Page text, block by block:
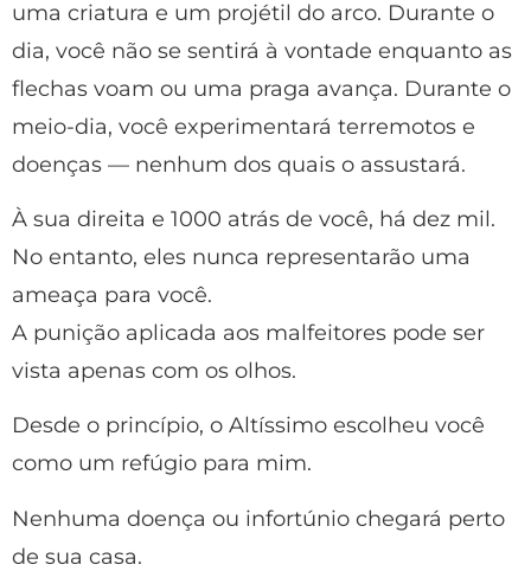
uma criatura e um projétil do arco. Durante o
dia, você não se sentirá à vontade enquanto as
flechas voam ou uma praga avança. Durante o
meio-dia, você experimentará terremotos e
doenças — nenhum dos quais o assustará.
À sua direita e 1000 atrás de você, há dez mil.
No entanto, eles nunca representarão uma
ameaça para você.
A punição aplicada aos malfeitores pode ser
vista apenas com os olhos.
Desde o princípio, o Altíssimo escolheu você
como um refúgio para mim.
Nenhuma doença ou infortúnio chegará perto
de sua casa.